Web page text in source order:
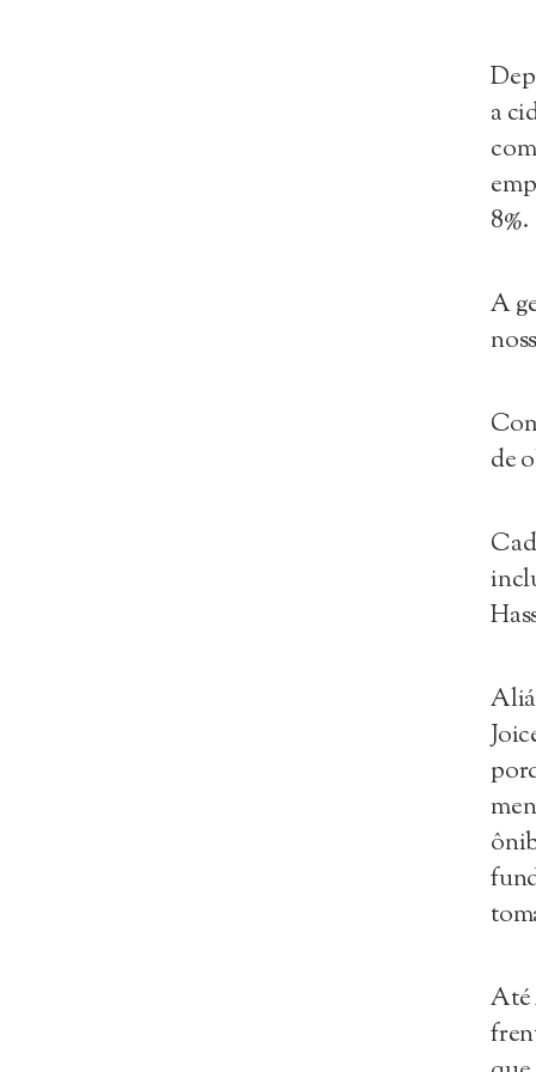
a
8%.
A
de
Até